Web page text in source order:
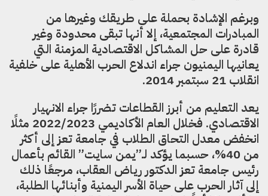
وبرغم الإشادة بحملة على طريقك وغيرها من
المبادرات المجتمعية، إلا أنها تبقى محدودة وغير
قادرة على حل المشاكل الاقتصادية المزمنة التي
يعانيها اليمنيون جراء اندلاع الحرب الأهلية على خلفية
انقلاب 21 سبتمبر 2014.
يعد التعليم من أبرز القطاعات تضررًا جراء الانهيار
الاقتصادي. فخلال العام الأكاديمي 2022/2023 مثلًا
انخفض معدل التحاق الطلاب في جامعة تعز إلى أكثر
من 40%، حسبما يؤكد لـ”يمن سايت” القائم بأعمال
رئيس جامعة تعز الدكتور رياض العقاب، مرجعًا ذلك
إلى آثار الحرب على حياة الأسر اليمنية وأبنائها الطلبة،